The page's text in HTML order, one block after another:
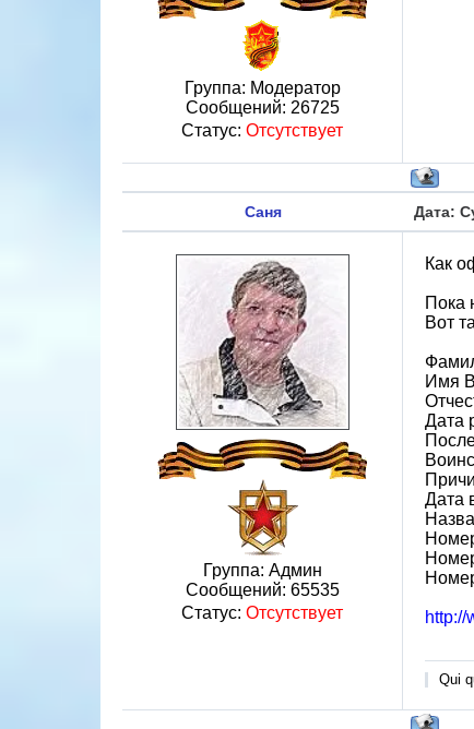
Группа: Модератор
Сообщений: 26725
Статус: Отсутствует
Саня Дата:
Группа: Админ
Сообщений: 65535
Статус: Отсутствует
Как
Пока
Вот
Имя
Дата
Дата
http://
Qui